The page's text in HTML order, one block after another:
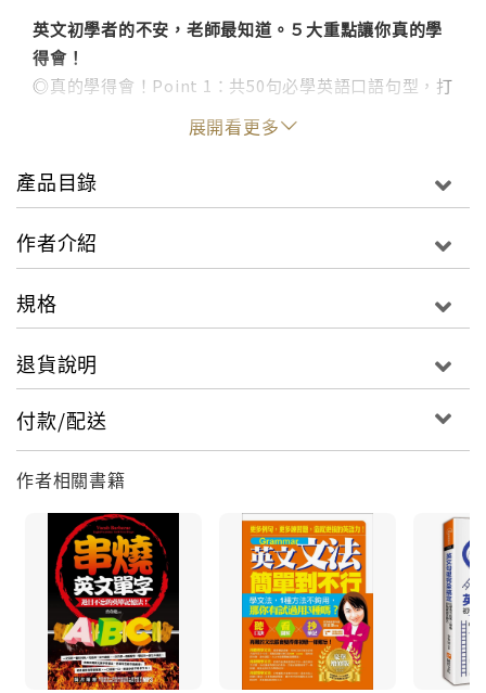
英文初學者的不安，老師最知道。５大重點讓你真的學
得會！
◎真的學得會！Point 1：共50句必學英語口語句型，打
老師告訴你：「數學我們會背a2+b2=c2，英文我們也可
以背It + adj. + of / for sb. + to V……」
誰說學習語言都是靠感覺，毫無邏輯可循？崇尚理性的
瞭！全書共50個必學英語句型，依學習者程度循序漸進
安心安全的英文！
◎真的學得會！Point 2：搭配可愛歡樂圖片，建立最開
心的學習！
老師告訴你：「動詞共有4種時間X4種方式＝16種時
態，光用講的哪清楚，我來畫給你看！」
學英文也可以像看漫畫一樣輕鬆愉快！全書共50個必學
英語句型，均搭配可愛圖片，各大文法概念在必要時更
貼心加上清晰易懂的圖解，讓你用最不無聊、最能一目
了然的方式，學好最有趣也記得最長久的英文！
◎真的學得會！Point 3：超詳細句型使用解說，瞭解最
完整的用法！
老師告訴你：「看見『It + be動詞 + the + 序數 + time
展開看更多
產品目錄
作者介紹
規格
退貨說明
付款/配送
作者相關書籍